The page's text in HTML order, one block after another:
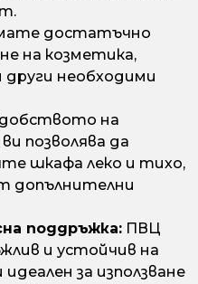
достатъчно
на козметика,
необходими
на
позволява да
шкафа леко и тихо,
допълнителни
поддръжка: ПВЦ
и устойчив на
за използване